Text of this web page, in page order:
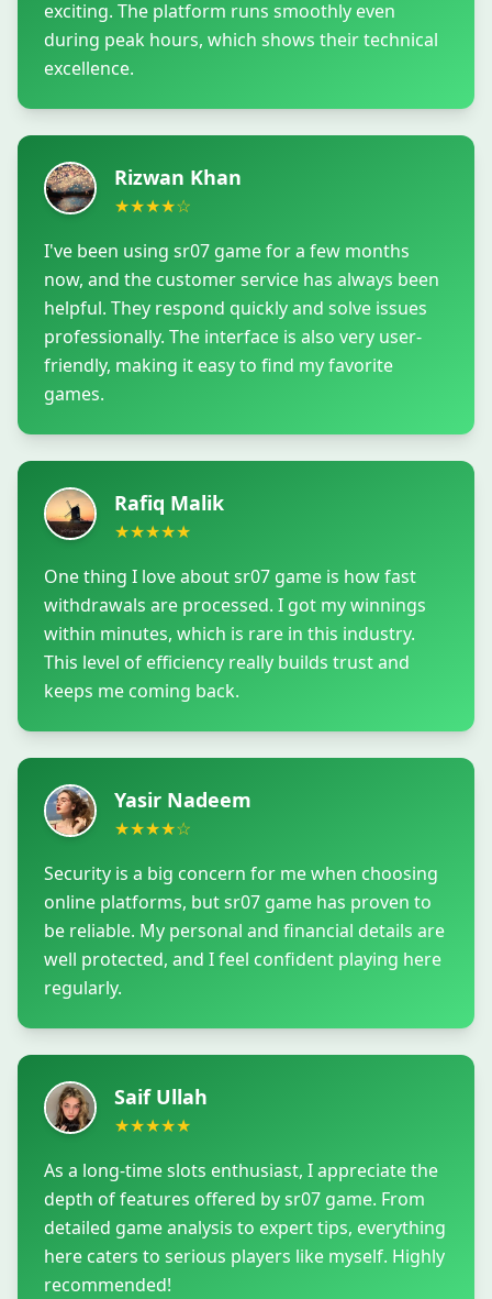
exciting. The platform runs smoothly even
during peak hours, which shows their technical
excellence.
Rizwan Khan
★★★★☆
I've been using sr07 game for a few months
now, and the customer service has always been
helpful. They respond quickly and solve issues
professionally. The interface is also very user-
friendly, making it easy to find my favorite
games.
Rafiq Malik
★★★★★
One thing I love about sr07 game is how fast
withdrawals are processed. I got my winnings
within minutes, which is rare in this industry.
This level of efficiency really builds trust and
keeps me coming back.
Yasir Nadeem
★★★★☆
Security is a big concern for me when choosing
online platforms, but sr07 game has proven to
be reliable. My personal and financial details are
well protected, and I feel confident playing here
regularly.
Saif Ullah
★★★★★
As a long-time slots enthusiast, I appreciate the
depth of features offered by sr07 game. From
detailed game analysis to expert tips, everything
here caters to serious players like myself. Highly
recommended!